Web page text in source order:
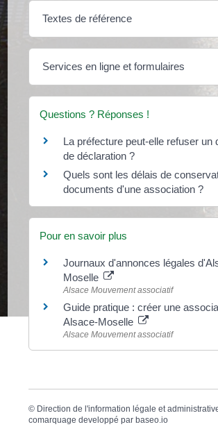
Textes de référence
Services en ligne et formulaires
Questions ? Réponses !
La préfecture peut-elle refuser un
de déclaration ?
Quels sont les délais de
documents d'une association ?
Pour en savoir plus
Journaux d'annonces légales
Moselle
Alsace Mouvement associatif
Guide pratique : créer une
Alsace-Moselle
Alsace Mouvement associatif
© Direction de l'information légale et
comarquage developpé par baseo.io